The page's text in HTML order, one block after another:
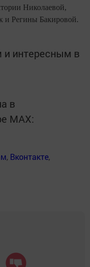
Николаевой,
Регины Бакировой.
интересным в
в
MАХ:
, Вконтакте,